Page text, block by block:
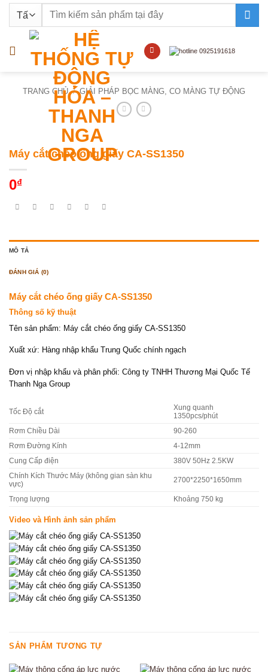
nội
Tìm
TRANG CHỦ / GIẢI PHÁP BỌC MÀNG, CO MÀNG TỰ ĐỘNG
Máy cắt chéo ống giấy CA-SS1350
0₫
MÔ TẢ
ĐÁNH GIÁ (0)
Máy cắt chéo ống giấy CA-SS1350
Thông số kỹ thuật
Tên sản phẩm: Máy cắt chéo ống giấy CA-SS1350
Xuất xứ: Hàng nhập khẩu Trung Quốc chính ngạch
Đơn vị nhập khẩu và phân phối: Công ty TNHH Thương Mại Quốc Tế
Thanh Nga Group
Tốc Độ cắt
Xung quanh
1350pcs/phút
Rơm Chiều Dài 90-260
Rơm Đường Kính 4-12mm
Cung Cấp điện 380V 50Hz 2.5KW
Chính Kích Thước Máy (không gian sàn khu
vực)
2700*2250*1650mm
Trọng lượng Khoảng 750 kg
Video và Hình ảnh sản phẩm
SẢN PHẨM TƯƠNG TỰ